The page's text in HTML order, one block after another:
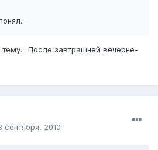
После завтрашней вечерне-
сентября, 2010